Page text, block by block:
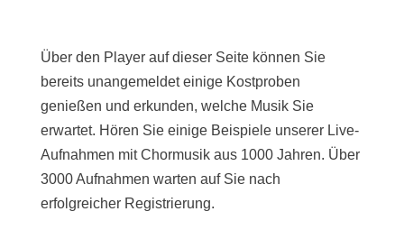
Über den Player auf dieser Seite können Sie
bereits unangemeldet einige Kostproben
genießen und erkunden, welche Musik Sie
erwartet. Hören Sie einige Beispiele unserer Live-
Aufnahmen mit Chormusik aus 1000 Jahren. Über
3000 Aufnahmen warten auf Sie nach
erfolgreicher Registrierung.